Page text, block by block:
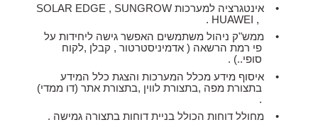
•
אינטגרציה למערכות SUNGROW
,
SOLAR EDGE
,
HUAWEI
.
•
ממש"ק ניהול משתמשים האפשר גישה ליחידות על
פי רמת הרשאה ( אדמיניסטרטור , קבלן ,לקוח
סופי..) .
•
איסוף מידע מכלל המערכות והצגת כלל המידע
בתצורת מפה ,בתצורת לווין ,בתצורת אתר (דו ממדי)
.
•
מחולל דוחות הכולל בניית דוחות בתצורה גמישה .